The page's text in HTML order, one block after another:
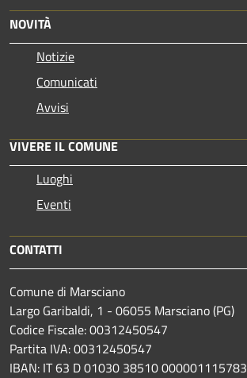
NOVITÀ
Notizie
Comunicati
Avvisi
VIVERE IL COMUNE
Luoghi
Eventi
CONTATTI
Comune di Marsciano
Largo Garibaldi, 1 - 06055 Marsciano (PG)
Codice Fiscale: 00312450547
Partita IVA: 00312450547
IBAN: IT 63 D 01030 38510 000001115783